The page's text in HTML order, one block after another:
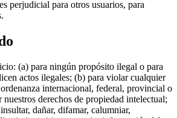
perjudicial para otros usuarios, para
(a) para ningún propósito ilegal o para
actos ilegales; (b) para violar cualquier
internacional, federal, provincial o
derechos de propiedad intelectual;
dañar, difamar, calumniar,